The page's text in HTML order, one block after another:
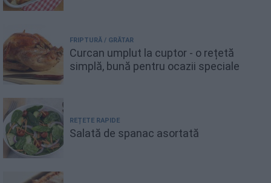
FRIPTURĂ / GRĂTAR
Curcan umplut la cuptor - o rețetă
simplă, bună pentru ocazii speciale
REȚETE RAPIDE
Salată de spanac asortată